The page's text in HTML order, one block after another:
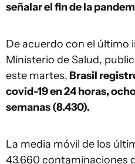
señalar el fin de la
De acuerdo con el último
Ministerio de Salud,
este martes, Brasil
covid-19 en 24 horas,
semanas (8.430).
La media móvil de los
43.660 contaminaciones